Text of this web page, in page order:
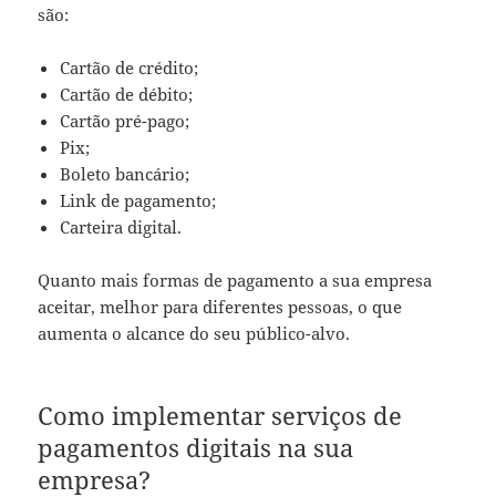
são:
Cartão de crédito;
Cartão de débito;
Cartão pré-pago;
Pix;
Boleto bancário;
Link de pagamento;
Carteira digital.
Quanto mais formas de pagamento a sua empresa
aceitar, melhor para diferentes pessoas, o que
aumenta o alcance do seu público-alvo.
Como implementar serviços de
pagamentos digitais na sua
empresa?